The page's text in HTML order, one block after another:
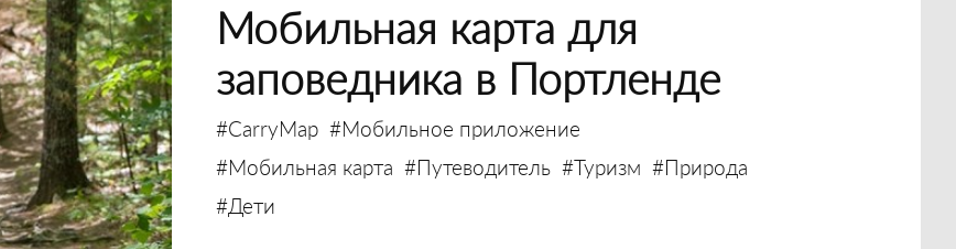
Мобильная карта для
заповедника в Портленде
#CarryMap #Мобильное приложение
#Мобильная карта #Путеводитель #Туризм #Природа
#Дети